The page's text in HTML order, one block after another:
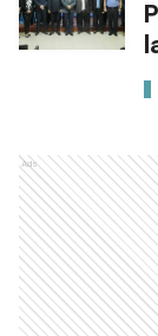
Ads